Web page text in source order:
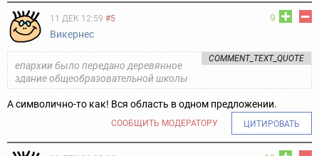
9
11 ДЕК 12:59 #5
Викернес
COMMENT_TEXT_QUOTE
епархии было передано деревянное
здание общеобразовательной школы
А символично-то как! Вся область в одном предложении.
СООБЩИТЬ МОДЕРАТОРУ ЦИТИРОВАТЬ